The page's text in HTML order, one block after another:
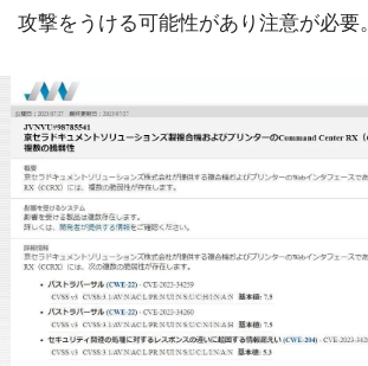
攻撃をうける可能性があり注意が必要。